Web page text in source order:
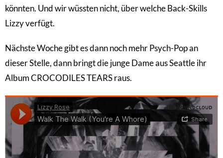
könnten. Und wir wüssten nicht, über welche Back-Skills
Lizzy verfügt.
Nächste Woche gibt es dann noch mehr Psych-Pop an
dieser Stelle, dann bringt die junge Dame aus Seattle ihr
Album CROCODILES TEARS raus.